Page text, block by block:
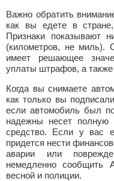
Важно обратить
как вы едете в
Признаки показывают
(километров, не миль).
имеет решающее
уплаты штрафов, а также
Когда вы снимаете
как только вы
если автомобиль был
надежны несет полную
средство. Если у вас
придется нести
аварии или
немедленно сообщить
весной и полиции.